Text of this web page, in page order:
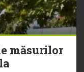
măsurilor